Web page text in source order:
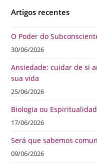
Artigos recentes
O Poder do
30/06/2026
Ansiedade: cuidar de si
sua vida
25/06/2026
Biologia ou
17/06/2026
Será que sabemos
09/06/2026